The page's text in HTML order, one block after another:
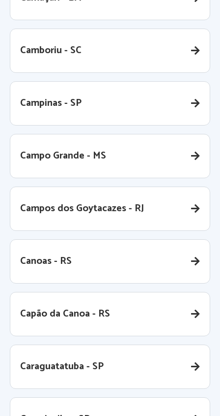
Camboriu - SC
Campinas - SP
Campo Grande - MS
Campos dos Goytacazes - RJ
Canoas - RS
Capão da Canoa - RS
Caraguatatuba - SP